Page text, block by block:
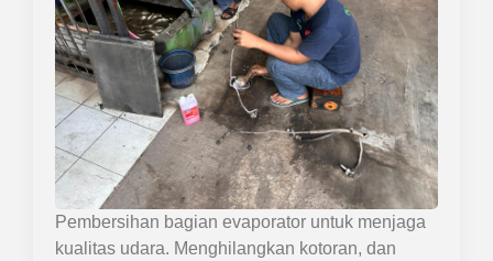
Pembersihan bagian evaporator untuk menjaga
kualitas udara. Menghilangkan kotoran, dan